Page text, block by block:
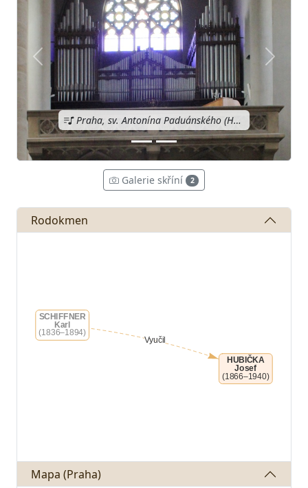
Praha, sv. Antonína Paduánského (Holešovice)
Předchozí Další
Galerie skříní 2
Rodokmen
Mapa (Praha)